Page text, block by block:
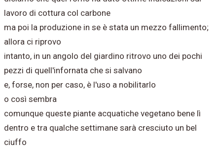
lavoro di cottura col carbone
ma poi la produzione in se è stata un mezzo fallimento;
allora ci riprovo
intanto, in un angolo del giardino ritrovo uno dei pochi
pezzi di quell'infornata che si salvano
e, forse, non per caso, è l'uso a nobilitarlo
o così sembra
comunque queste piante acquatiche vegetano bene lì
dentro e tra qualche settimane sarà cresciuto un bel
ciuffo